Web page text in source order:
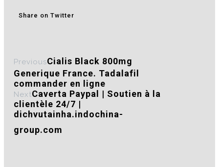
Share on Twitter
PreviousCialis Black 800mg
Generique France. Tadalafil
commander en ligne
NextCaverta Paypal | Soutien à la
clientèle 24/7 |
dichvutainha.indochina-
group.com